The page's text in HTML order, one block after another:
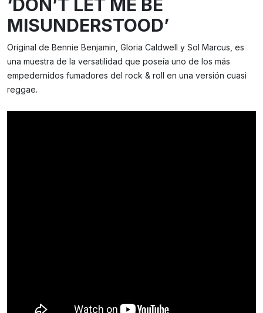
‘DON’T LET ME BE
MISUNDERSTOOD’
Original de Bennie Benjamin, Gloria Caldwell y Sol Marcus, es
una muestra de la versatilidad que poseía uno de los más
empedernidos fumadores del rock & roll en una versión cuasi
reggae.